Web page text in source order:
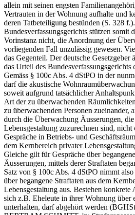
allein mit seinen engsten
Vertrauten in der Wohnung aufhalte und
deren Tatbeteiligung bestünden (S. 328
Bundesverfassungsgerichts stützen somit
Vorinstanz nicht, die Anordnung der
vorliegenden Fall unzulässig gewesen.
das Gegenteil. Der deutsche Gesetzgeber
das Urteil des Bundesverfassungsgerichts
Gemäss § 100c Abs. 4 dStPO in der
darf die akustische
soweit aufgrund tatsächlicher
Art der zu überwachenden
zu überwachenden Personen zueinander,
durch die Überwachung Äusserungen,
Lebensgestaltung zuzurechnen sind, nicht
Gespräche in Betriebs- und
dem Kernbereich privater
Gleiche gilt für Gespräche über
Äusserungen, mittels derer Straftaten
Satz von § 100c Abs. 4 dStPO nimmt also
über begangene Straftaten aus dem
Lebensgestaltung aus. Bestehen konkrete
sich z.B. Eheleute in ihrer Wohnung über
unterhalten, darf abgehört werden